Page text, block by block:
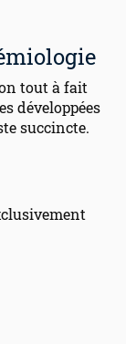
tout à fait
développées
succincte.